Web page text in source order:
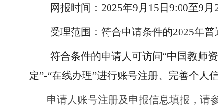
网报时间： 2025年9月15日9:00至9月
受理范围：符合申请条件的2025年
符合条件的申请人可访问“中国教师
定”-“在线办理”进行账号注册、完善个人
申请人账号注册及申报信息填报，请